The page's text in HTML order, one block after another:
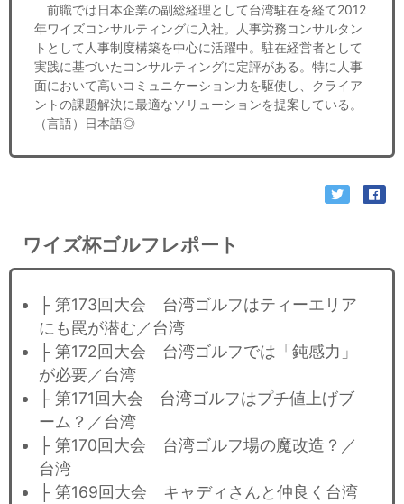
前職では日本企業の副総経理として台湾駐在を経て2012
年ワイズコンサルティングに入社。人事労務コンサルタン
トとして人事制度構築を中心に活躍中。駐在経営者として
実践に基づいたコンサルティングに定評がある。特に人事
面において高いコミュニケーション力を駆使し、クライア
ントの課題解決に最適なソリューションを提案している。
（言語）日本語◎
ワイズ杯ゴルフレポート
├ 第173回大会 台湾ゴルフはティーエリア
にも罠が潜む／台湾
├ 第172回大会 台湾ゴルフでは「鈍感力」
が必要／台湾
├ 第171回大会 台湾ゴルフはプチ値上げブ
ーム？／台湾
├ 第170回大会 台湾ゴルフ場の魔改造？／
台湾
├ 第169回大会 キャディさんと仲良く台湾